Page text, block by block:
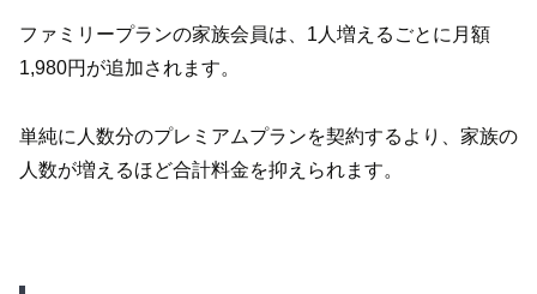
ファミリープランの家族会員は、1人増えるごとに月額
1,980円が追加されます。
単純に人数分のプレミアムプランを契約するより、家族の
人数が増えるほど合計料金を抑えられます。